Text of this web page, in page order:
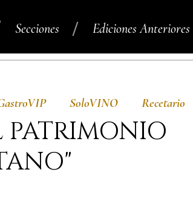
Secciones Ediciones Anteriores
/
PATRIMONIO
SoloVINO Recetario